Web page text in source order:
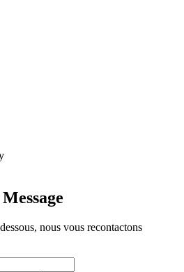
nous vous recontactons